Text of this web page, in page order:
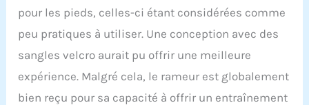
rameur LUFT SWEDEN est
d'entraînement à
domicile robuste et fiable
résistance réglables pour
s'adapter aux débutants
pour les pieds, celles-ci étant considérées comme
peu pratiques à utiliser. Une conception avec des
sangles velcro aurait pu offrir une meilleure
expérience. Malgré cela, le rameur est globalement
bien reçu pour sa capacité à offrir un entraînement